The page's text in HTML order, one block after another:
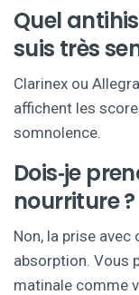
Quel
suis très
Clarinex ou
affichent les
somnolence.
Dois‑je
nourriture ?
Non, la prise avec
absorption. Vous
matinale comme